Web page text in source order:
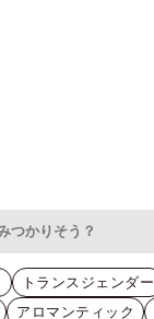
トランスジェンダー
アロマンティック